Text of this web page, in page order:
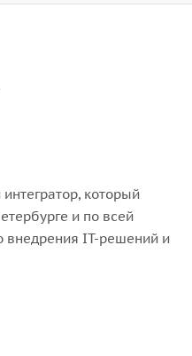
который
и по всей
внедрения IT-решений и